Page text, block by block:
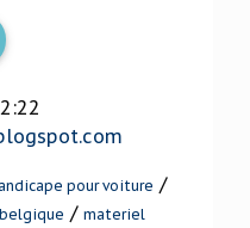
pour voiture /
/ materiel